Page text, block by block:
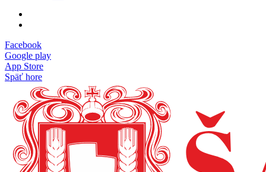
Facebook
Google play
App Store
Späť hore